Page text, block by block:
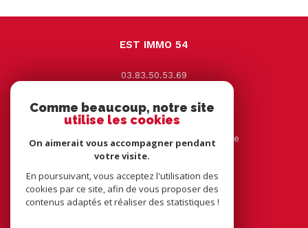
EST IMMO 54
03.83.50.53.69
9 Avenue Jacques Leclerc
54330vézelise
44 rue tourtelle frère 54116 tantonville
NOUS SUIVRE SUR
Comme beaucoup, notre site
utilise les cookies
On aimerait vous accompagner pendant
votre visite.
En poursuivant, vous acceptez l'utilisation des
cookies par ce site, afin de vous proposer des
contenus adaptés et réaliser des statistiques !